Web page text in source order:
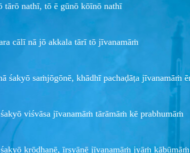
tārō nathī, tō ē gūnō kōīnō nathī
cālī nā jō akkala tārī tō jīvanamāṁ
śakyō saṁjōgōnē, khādhī pachaḍāṭa jīvanamāṁ
viśvāsa jīvanamāṁ tārāmāṁ kē prabhumāṁ
krōdhanē, īrṣyānē jīvanamāṁ jyāṁ kābūmāṁ